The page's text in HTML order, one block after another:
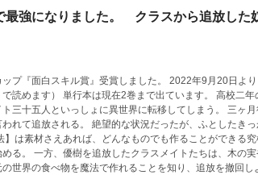
最強になりました。 クラスから追放した
プ『面白スキル賞』受賞しました。 2022年9月20日よ
行本は現在2巻まで出ています。 高校二年の水沢優樹は、不思議な地震に巻
いっしょに異世界に転移してしまう。 三ヶ月後、ケガをした優樹は、クラスメ
れて追放される。 絶望的な状況だったが、ふとしたき
べて、ぎりぎりの生活
世界の食べ物を魔法で作れることを知り、追放を撤回